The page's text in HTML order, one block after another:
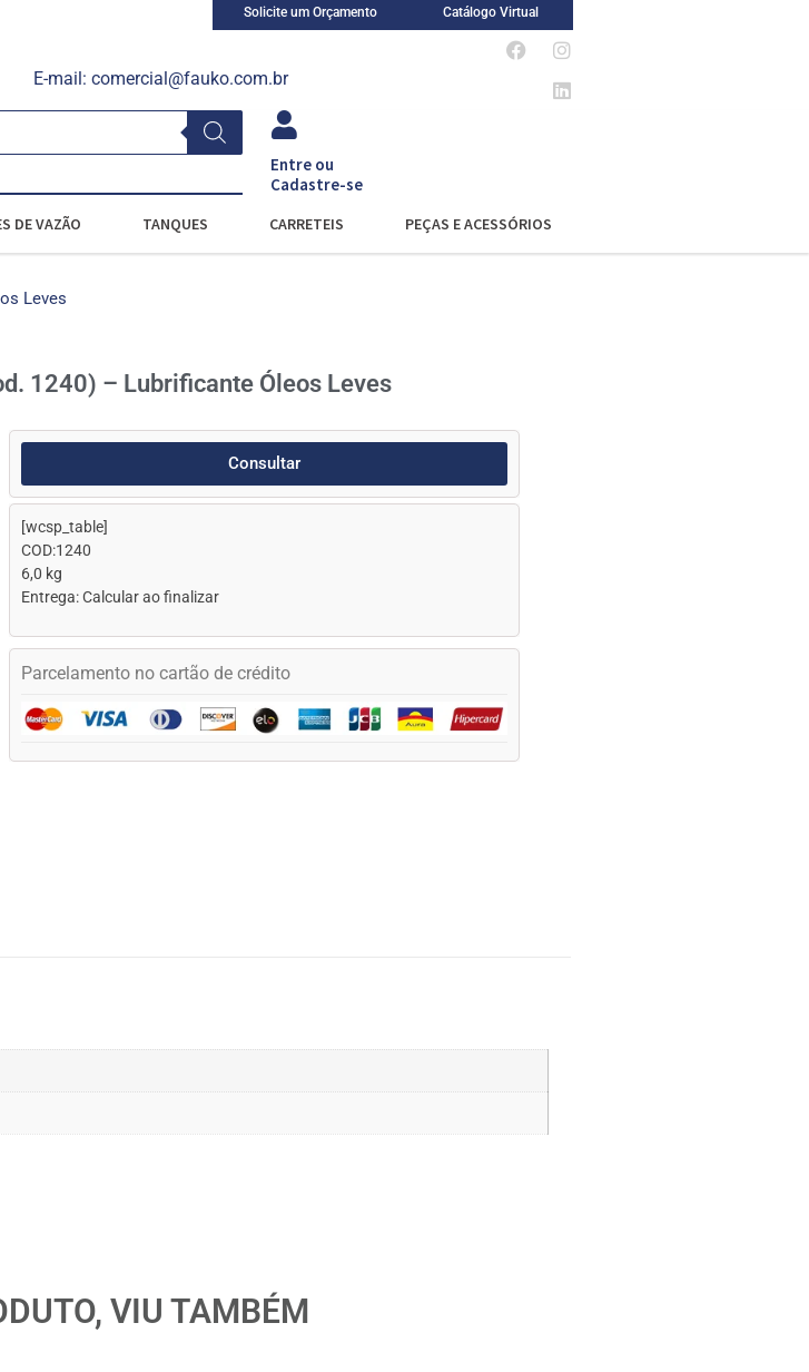
Solicite um Orçamento Catálogo Virtual
E-mail: comercial@fauko.com.br
Entre ou
Cadastre-se
DE VAZÃO TANQUES CARRETEIS PEÇAS E ACESSÓRIOS
Leves
1240) – Lubrificante Óleos Leves
Consultar
[wcsp_table]
COD:1240
6,0 kg
Entrega: Calcular ao finalizar
Parcelamento no cartão de crédito
VIU TAMBÉM